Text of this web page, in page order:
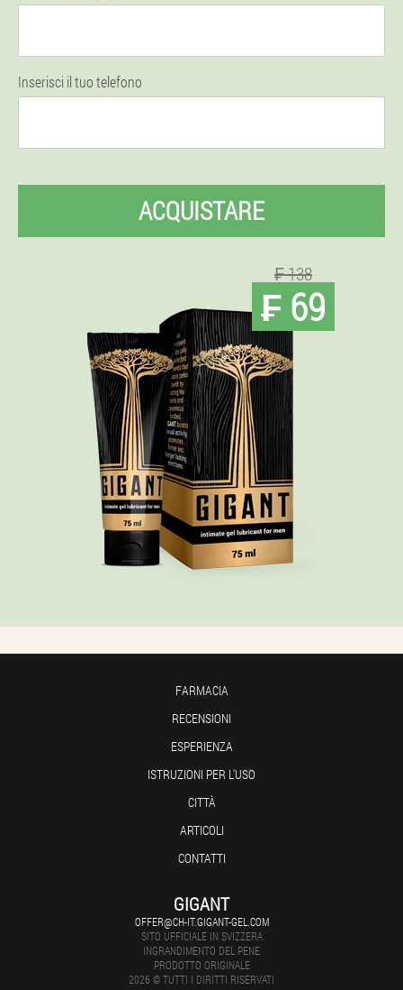
Inserisci il tuo telefono
ACQUISTARE
₣ 138
₣ 69
FARMACIA
RECENSIONI
ESPERIENZA
ISTRUZIONI PER L'USO
CITTÀ
ARTICOLI
CONTATTI
GIGANT
OFFER@CH-IT.GIGANT-GEL.COM
SITO UFFICIALE IN SVIZZERA
INGRANDIMENTO DEL PENE
PRODOTTO ORIGINALE
2026 © TUTTI I DIRITTI RISERVATI